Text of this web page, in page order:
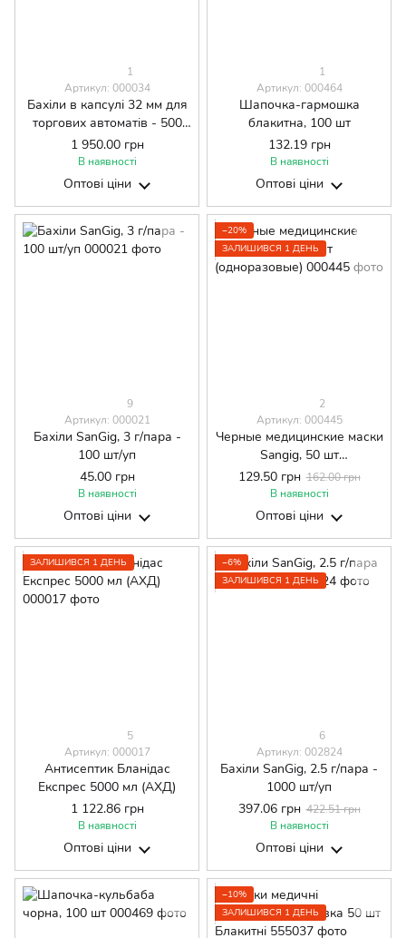
1
Артикул: 000034
Бахіли в капсулі 32 мм для
торгових автоматів - 500
шт/уп
1 950.00 грн
В наявності
Оптові ціни
1
Артикул: 000464
Шапочка-гармошка
блакитна, 100 шт
132.19 грн
В наявності
Оптові ціни
9
Артикул: 000021
Бахіли SanGig, 3 г/пара -
100 шт/уп
45.00 грн
В наявності
Оптові ціни
−20%
ЗАЛИШИВСЯ 1 ДЕНЬ
2
Артикул: 000445
Черные медицинские маски
Sangig, 50 шт
(одноразовые)
129.50 грн 162.00 грн
В наявності
Оптові ціни
ЗАЛИШИВСЯ 1 ДЕНЬ
5
Артикул: 000017
Антисептик Бланідас
Експрес 5000 мл (АХД)
1 122.86 грн
В наявності
Оптові ціни
−6%
ЗАЛИШИВСЯ 1 ДЕНЬ
6
Артикул: 002824
Бахіли SanGig, 2.5 г/пара -
1000 шт/уп
397.06 грн 422.51 грн
В наявності
Оптові ціни
−10%
ЗАЛИШИВСЯ 1 ДЕНЬ